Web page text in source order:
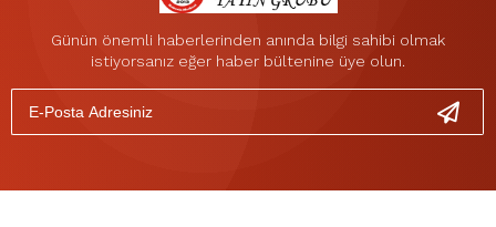
Günün önemli haberlerinden anında bilgi sahibi olmak
istiyorsanız eğer haber bültenine üye olun.